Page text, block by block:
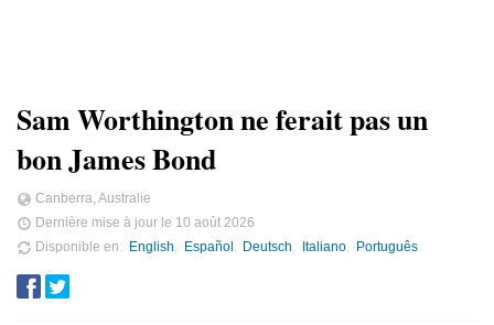
Sam Worthington ne ferait pas un
bon James Bond
Canberra, Australie
Dernière mise à jour le 10 août 2026
Disponible en
English Español Deutsch Italiano Português